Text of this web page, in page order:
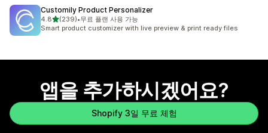
Customily Product Personalizer
4.8별 5개 중
(239)
총 리뷰 239개
•무료 플랜 사용 가능
Smart product customizer with live preview & print ready files
앱을 추가하시겠어요?
Shopify 3일 무료 체험